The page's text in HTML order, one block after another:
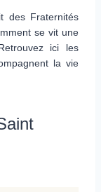
des Fraternités
se vit une
ici les
la vie